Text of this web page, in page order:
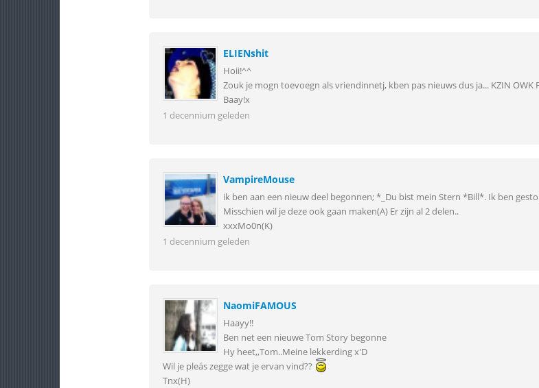
ELIENshit
Hoii!^^
Zouk je mogn toevoegn als vriendinnetj, kben pas nieuws dus ja... KZIN OWK
Baay!x
1 decennium geleden
VampireMouse
ik ben aan een nieuw deel begonnen; *_Du bist mein Stern *Bill*. Ik ben
Misschien wil je deze ook gaan maken(A) Er zijn al 2 delen..
xxxMo0n(K)
1 decennium geleden
NaomiFAMOUS
Haayy!!
Ben net een nieuwe Tom Story begonne
Hy heet,,Tom..Meine lekkerding x'D
Wil je pleás zegge wat je ervan vind??
Tnx(H)